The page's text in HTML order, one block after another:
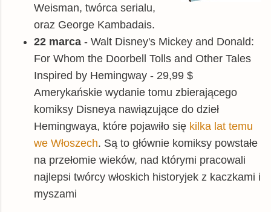
Weisman, twórca serialu,
oraz George Kambadais.
22 marca - Walt Disney's Mickey and Donald:
For Whom the Doorbell Tolls and Other Tales
Inspired by Hemingway - 29,99 $
Amerykańskie wydanie tomu zbierającego
komiksy Disneya nawiązujące do dzieł
Hemingwaya, które pojawiło się kilka lat temu
we Włoszech. Są to głównie komiksy powstałe
na przełomie wieków, nad którymi pracowali
najlepsi twórcy włoskich historyjek z kaczkami i
myszami